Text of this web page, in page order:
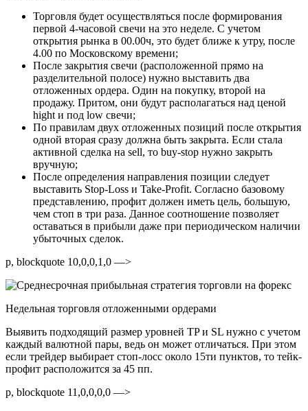
Торговля будет осуществляться после формирования
первой 4-часовой свечи на это неделе. С учетом
открытия рынка в 00.00ч, это будет ближе к утру, после
4.00 по Московскому времени;
После закрытия свечи (расположенной прямо на
разделительной полосе) нужно выставить два
отложенных ордера. Один на покупку, второй на
продажу. Притом, они будут располагаться над ценой
hight и под low свечи;
По правилам двух отложенных позиций после открытия
одной вторая сразу должна быть закрыта. Если стала
активной сделка на sell, то buy-stop нужно закрыть
вручную;
После определения направления позиции следует
выставить Stop-Loss и Take-Profit. Согласно базовому
представлению, профит должен иметь цель, большую,
чем стоп в три раза. Данное соотношение позволяет
оставаться в прибыли даже при периодическом наличии
убыточных сделок.
p, blockquote 10,0,0,1,0 —>
Недельная торговля отложенными ордерами
Выявить подходящий размер уровней TP и SL нужно с учетом
каждый валютной пары, ведь он может отличаться. При этом
если трейдер выбирает стоп-лосс около 15ти пунктов, то тейк-
профит расположится за 45 пп.
p, blockquote 11,0,0,0,0 —>